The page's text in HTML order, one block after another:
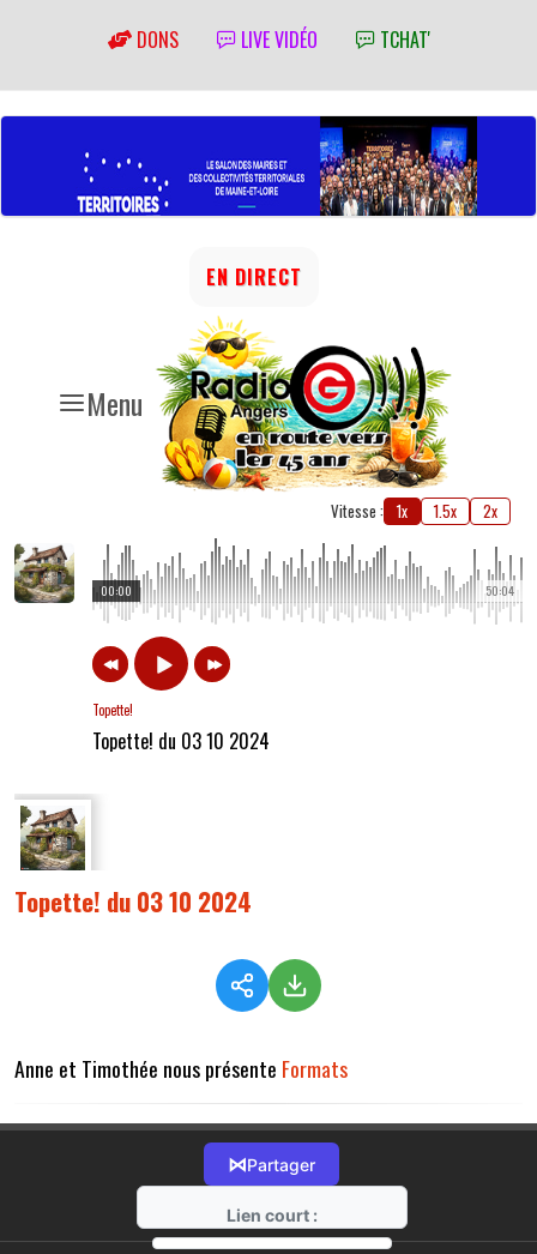
DONS LIVE VIDÉO TCHAT'
Menu
EN DIRECT
Vitesse : 1x 1.5x 2x
50:04
00:00
Topette!
Topette! du 03 10 2024
Topette! du 03 10 2024
Anne et Timothée nous présente Formats
⋈Partager
Lien court :